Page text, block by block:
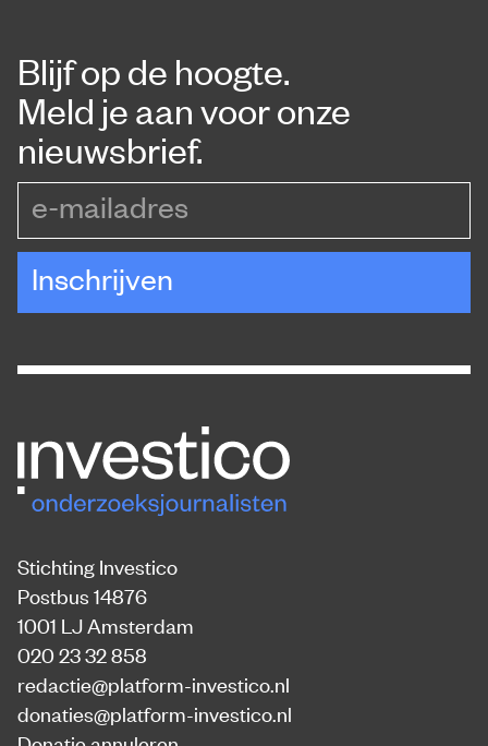
Blijf op de hoogte.
Meld je aan voor onze
nieuwsbrief.
Inschrijven
Stichting Investico
Postbus 14876
1001 LJ Amsterdam
020 23 32 858
redactie@platform-investico.nl
donaties@platform-investico.nl